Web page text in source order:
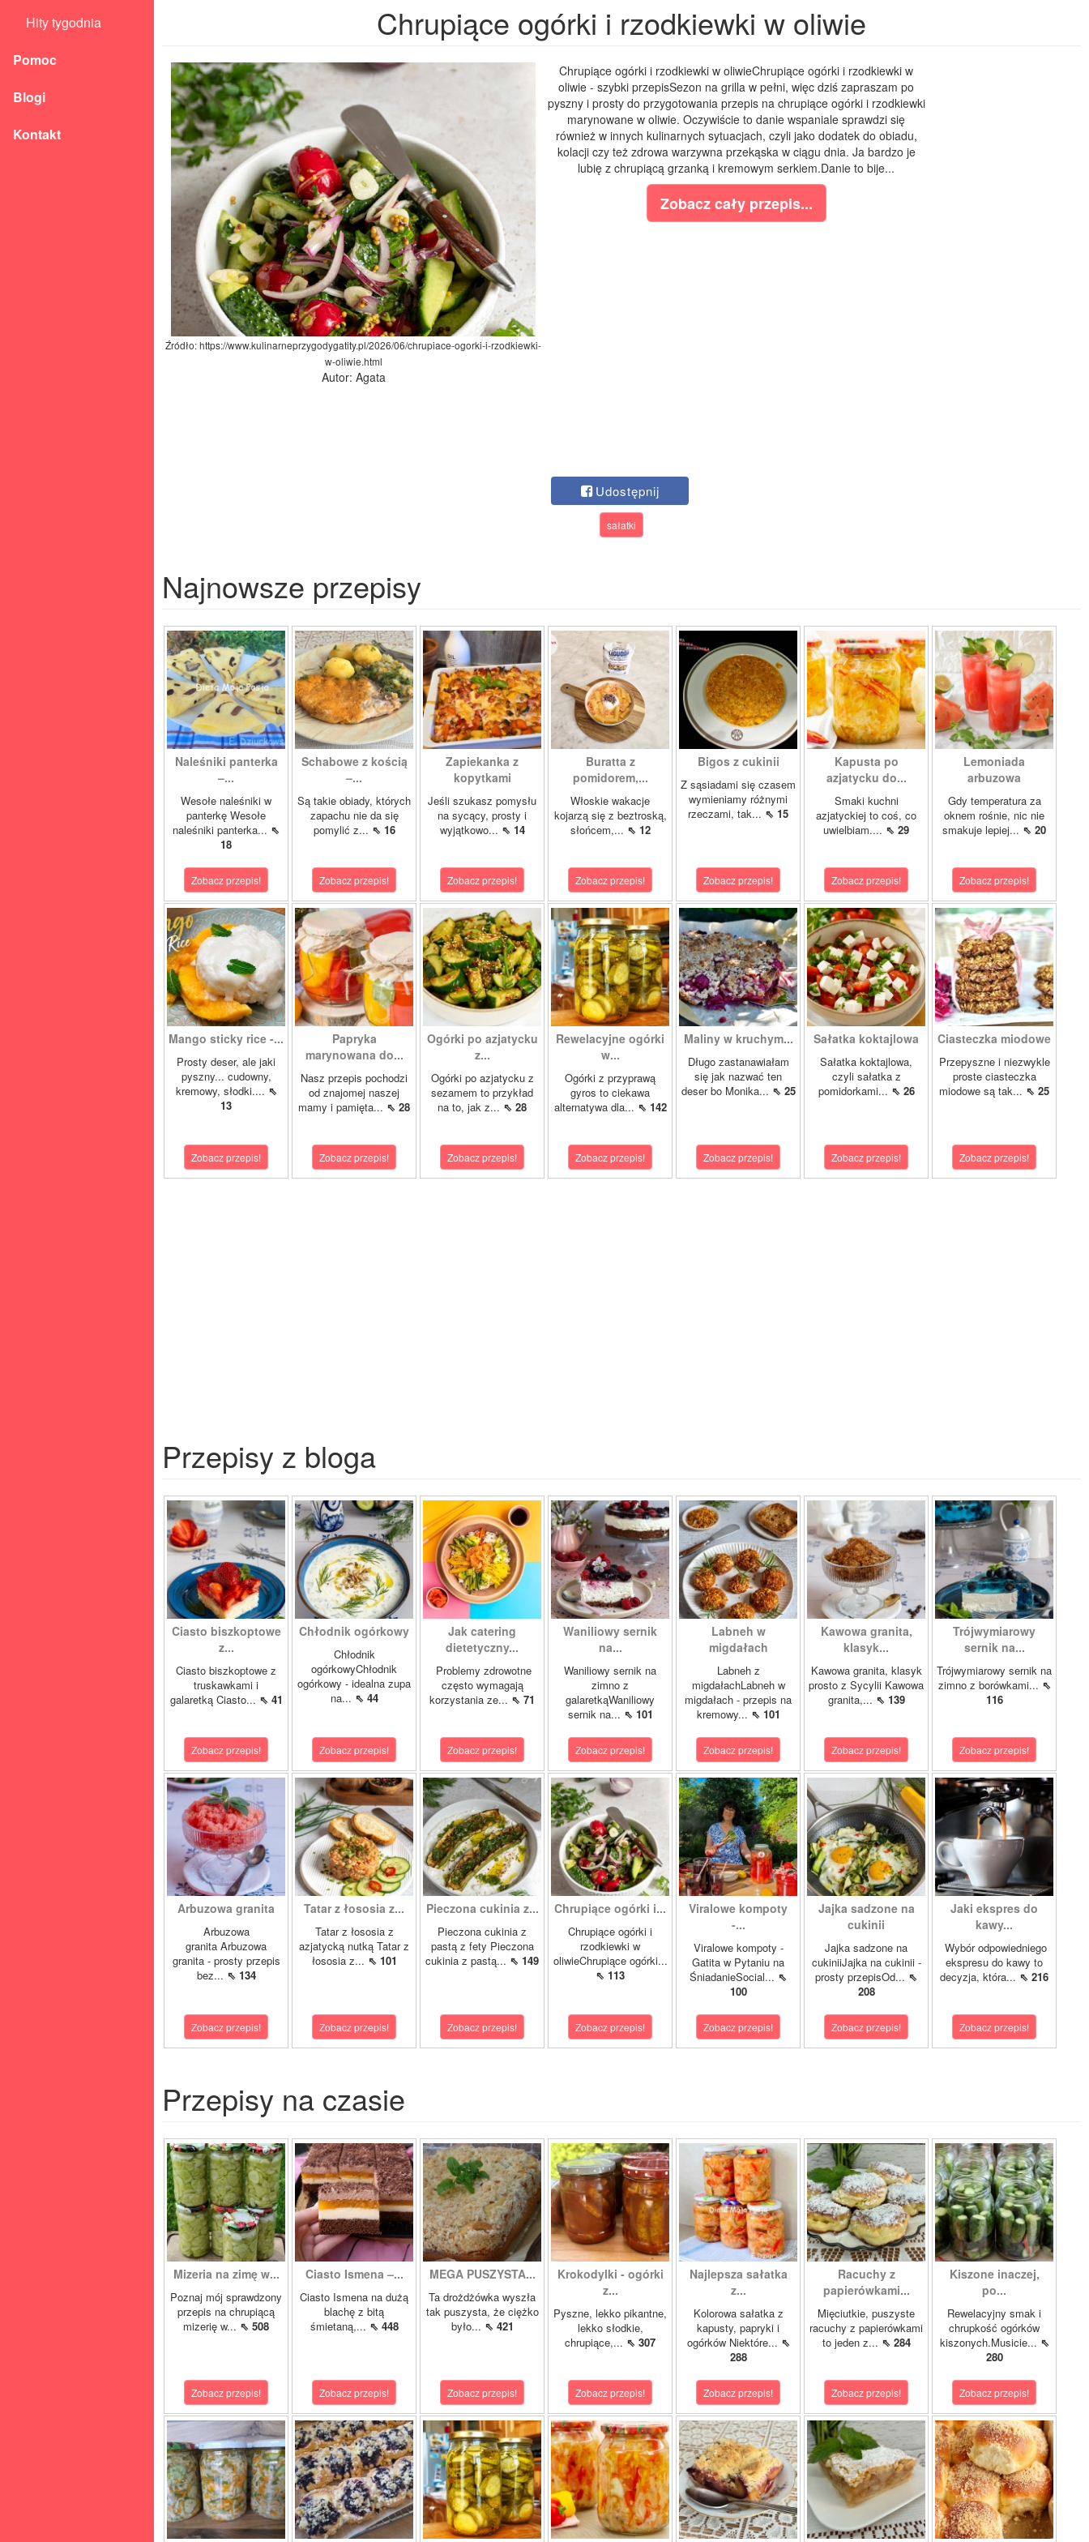
Hity tygodnia
Pomoc
Blogi
Kontakt
Chrupiące ogórki i rzodkiewki w oliwie
Źródło: https://www.kulinarneprzygodygatity.pl/2026/06/chrupiace-ogorki-i-rzodkiewki-
w-oliwie.html
Autor: Agata
Chrupiące ogórki i rzodkiewki w oliwieChrupiące ogórki i rzodkiewki w
oliwie - szybki przepisSezon na grilla w pełni, więc dziś zapraszam po
pyszny i prosty do przygotowania przepis na chrupiące ogórki i rzodkiewki
marynowane w oliwie. Oczywiście to danie wspaniale sprawdzi się
również w innych kulinarnych sytuacjach, czyli jako dodatek do obiadu,
kolacji czy też zdrowa warzywna przekąska w ciągu dnia. Ja bardzo je
lubię z chrupiącą grzanką i kremowym serkiem.Danie to bije...
Zobacz cały przepis...
Udostępnij
sałatki
Najnowsze przepisy
Naleśniki panterka
–...
Wesołe naleśniki w
panterkę Wesołe
naleśniki panterka... ⇖
18
Zobacz przepis!
Schabowe z kością
–...
Są takie obiady, których
zapachu nie da się
pomylić z... ⇖ 16
Zobacz przepis!
Zapiekanka z
kopytkami
Jeśli szukasz pomysłu
na sycący, prosty i
wyjątkowo... ⇖ 14
Zobacz przepis!
Buratta z
pomidorem,...
Włoskie wakacje
kojarzą się z beztroską,
słońcem,... ⇖ 12
Zobacz przepis!
Bigos z cukinii
Z sąsiadami się czasem
wymieniamy różnymi
rzeczami, tak... ⇖ 15
Zobacz przepis!
Kapusta po
azjatycku do...
Smaki kuchni
azjatyckiej to coś, co
uwielbiam.... ⇖ 29
Zobacz przepis!
Lemoniada
arbuzowa
Gdy temperatura za
oknem rośnie, nic nie
smakuje lepiej... ⇖ 20
Zobacz przepis!
Mango sticky rice -...
Prosty deser, ale jaki
pyszny... cudowny,
kremowy, słodki.... ⇖
13
Zobacz przepis!
Papryka
marynowana do...
Nasz przepis pochodzi
od znajomej naszej
mamy i pamięta... ⇖ 28
Zobacz przepis!
Ogórki po azjatycku
z...
Ogórki po azjatycku z
sezamem to przykład
na to, jak z... ⇖ 28
Zobacz przepis!
Rewelacyjne ogórki
w...
Ogórki z przyprawą
gyros to ciekawa
alternatywa dla... ⇖ 142
Zobacz przepis!
Maliny w kruchym...
Długo zastanawiałam
się jak nazwać ten
deser bo Monika... ⇖ 25
Zobacz przepis!
Sałatka koktajlowa
Sałatka koktajlowa,
czyli sałatka z
pomidorkami... ⇖ 26
Zobacz przepis!
Ciasteczka miodowe
Przepyszne i niezwykle
proste ciasteczka
miodowe są tak... ⇖ 25
Zobacz przepis!
Przepisy z bloga
Ciasto biszkoptowe
z...
Ciasto biszkoptowe z
truskawkami i
galaretką Ciasto... ⇖ 41
Zobacz przepis!
Chłodnik ogórkowy
Chłodnik
ogórkowyChłodnik
ogórkowy - idealna zupa
na... ⇖ 44
Zobacz przepis!
Jak catering
dietetyczny...
Problemy zdrowotne
często wymagają
korzystania ze... ⇖ 71
Zobacz przepis!
Waniliowy sernik
na...
Waniliowy sernik na
zimno z
galaretkąWaniliowy
sernik na... ⇖ 101
Zobacz przepis!
Labneh w
migdałach
Labneh z
migdałachLabneh w
migdałach - przepis na
kremowy... ⇖ 101
Zobacz przepis!
Kawowa granita,
klasyk...
Kawowa granita, klasyk
prosto z Sycylii Kawowa
granita,... ⇖ 139
Zobacz przepis!
Trójwymiarowy
sernik na...
Trójwymiarowy sernik na
zimno z borówkami... ⇖
116
Zobacz przepis!
Arbuzowa granita
Arbuzowa
granita Arbuzowa
granita - prosty przepis
bez... ⇖ 134
Zobacz przepis!
Tatar z łososia z...
Tatar z łososia z
azjatycką nutką Tatar z
łososia z... ⇖ 101
Zobacz przepis!
Pieczona cukinia z...
Pieczona cukinia z
pastą z fety Pieczona
cukinia z pastą... ⇖ 149
Zobacz przepis!
Chrupiące ogórki i...
Chrupiące ogórki i
rzodkiewki w
oliwieChrupiące ogórki...
⇖ 113
Zobacz przepis!
Viralowe kompoty
-...
Viralowe kompoty -
Gatita w Pytaniu na
ŚniadanieSocial... ⇖
100
Zobacz przepis!
Jajka sadzone na
cukinii
Jajka sadzone na
cukiniiJajka na cukinii -
prosty przepisOd... ⇖
208
Zobacz przepis!
Jaki ekspres do
kawy...
Wybór odpowiedniego
ekspresu do kawy to
decyzja, która... ⇖ 216
Zobacz przepis!
Przepisy na czasie
Mizeria na zimę w...
Poznaj mój sprawdzony
przepis na chrupiącą
mizerię w... ⇖ 508
Zobacz przepis!
Ciasto Ismena –...
Ciasto Ismena na dużą
blachę z bitą
śmietaną,... ⇖ 448
Zobacz przepis!
MEGA PUSZYSTA...
Ta drożdżówka wyszła
tak puszysta, że ciężko
było... ⇖ 421
Zobacz przepis!
Krokodylki - ogórki
z...
Pyszne, lekko pikantne,
lekko słodkie,
chrupiące,... ⇖ 307
Zobacz przepis!
Najlepsza sałatka
z...
Kolorowa sałatka z
kapusty, papryki i
ogórków Niektóre... ⇖
288
Zobacz przepis!
Racuchy z
papierówkami...
Mięciutkie, puszyste
racuchy z papierówkami
to jeden z... ⇖ 284
Zobacz przepis!
Kiszone inaczej,
po...
Rewelacyjny smak i
chrupkość ogórków
kiszonych.Musicie... ⇖
280
Zobacz przepis!